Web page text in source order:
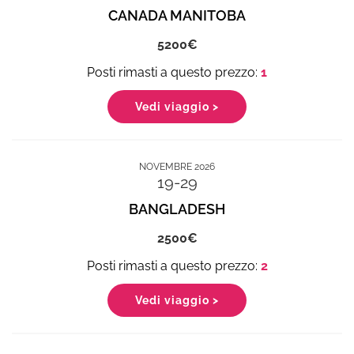
CANADA MANITOBA
5200
1
Vedi viaggio >
NOVEMBRE 2026
19-29
BANGLADESH
2500
2
Vedi viaggio >